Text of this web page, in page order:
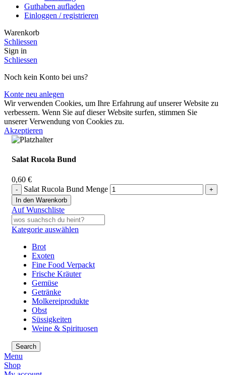
Guthaben aufladen
Einloggen / registrieren
Warenkorb
Schliessen
Sign in
Schliessen
Noch kein Konto bei uns?
Konte neu anlegen
Wir verwenden Cookies, um Ihre Erfahrung auf unserer Website zu
verbessern. Wenn Sie auf dieser Website surfen, stimmen Sie
unserer Verwendung von Cookies zu.
Akzeptieren
Salat Rucola Bund
0,60 €
Salat Rucola Bund Menge
In den Warenkorb
Auf Wunschliste
Kategorie auswählen
Brot
Exoten
Fine Food Verpackt
Frische Kräuter
Gemüse
Getränke
Molkereiprodukte
Obst
Süssigkeiten
Weine & Spirituosen
Search
Menu
Shop